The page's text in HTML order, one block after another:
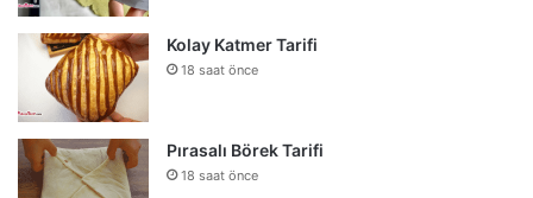
Kolay Katmer Tarifi
18 saat önce
Pırasalı Börek Tarifi
18 saat önce